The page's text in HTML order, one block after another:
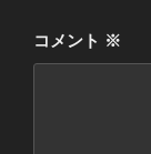
コメント ※